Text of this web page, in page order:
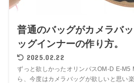
普通のバッグがカメラバ
ッグインナーの作り方。
2025.02.22
ずっと欲しかったオリンパスOM-D E-
ら、今度はカメラバッグが欲しいと思い